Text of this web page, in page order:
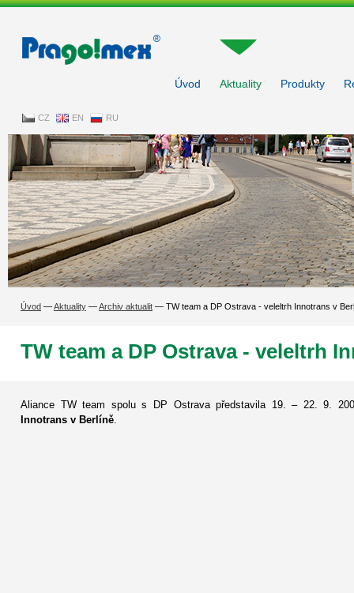
Pragoimex
Úvod Aktuality Produkty
CZ EN RU
Úvod —Aktuality —Archiv aktualit — TW team a DP Ostrava - veleltrh Innotrans v
TW team a DP Ostrava - veleltrh
Aliance TW team spolu s DP Ostrava představila 19. – 22. 9.
Innotrans v Ber­líně.